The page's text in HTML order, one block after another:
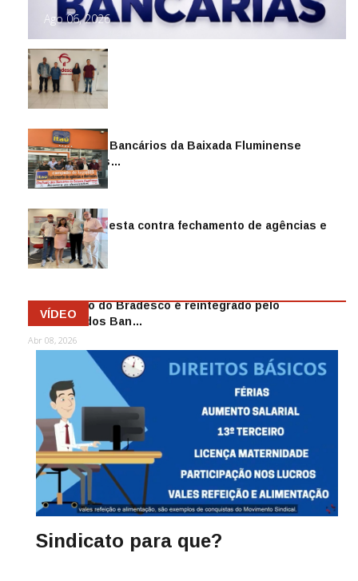
Ago 06, 2026
Sindicato dos Bancários da Baixada Fluminense
reintegra mais…
Jul 14, 2026
Sindicato protesta contra fechamento de agências e
as demiss…
Mai 13, 2026
Funcionário do Bradesco é reintegrado pelo
Sindicato dos Ban…
Abr 08, 2026
VÍDEO
Sindicato para que?